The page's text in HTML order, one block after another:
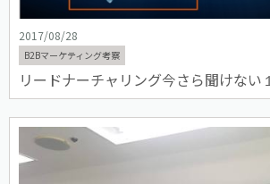
2017/08/28
B2Bマーケティング考察
リードナーチャリング今さら聞けない